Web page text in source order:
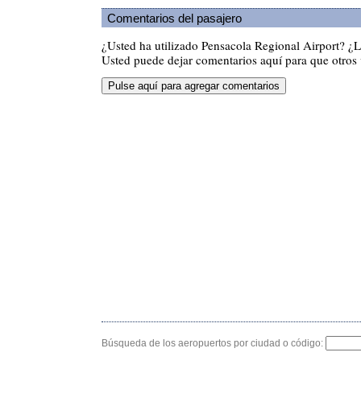
Comentarios del pasajero
¿Usted ha utilizado Pensacola Regional Airport?
Usted puede dejar comentarios aquí para que
Búsqueda de los aeropuertos por ciudad o código: